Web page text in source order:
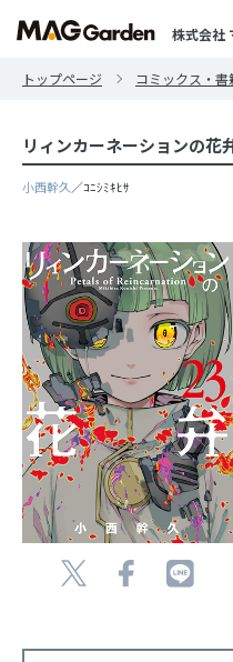
株式会社
トップページ コミックス・書
リィンカーネーションの花
小西幹久 ／ｺﾆｼﾐｷﾋｻ